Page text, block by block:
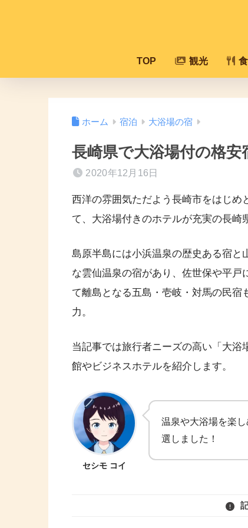
TOP 観光
ホーム 宿泊 大浴場の宿
長崎県で大浴場付の格
2020年12月16日
西洋の雰囲気ただよう長崎市をはじめ
て、大浴場付きのホテルが充実の長崎
島原半島には小浜温泉の歴史ある宿と
な雲仙温泉の宿があり、佐世保や平戸
て離島となる五島・壱岐・対馬の民宿
力。
当記事では旅行者ニーズの高い「大浴
館やビジネスホテルを紹介します。
セシモ コイ
温泉や大浴場を楽
選しました！